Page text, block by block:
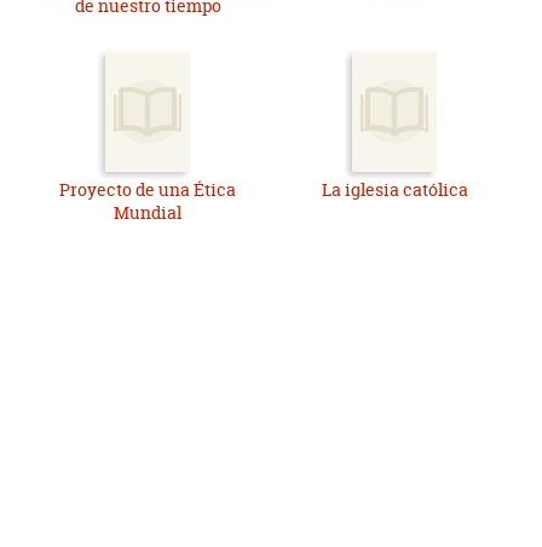
de nuestro tiempo
Proyecto de una Ética
Mundial
La iglesia católica